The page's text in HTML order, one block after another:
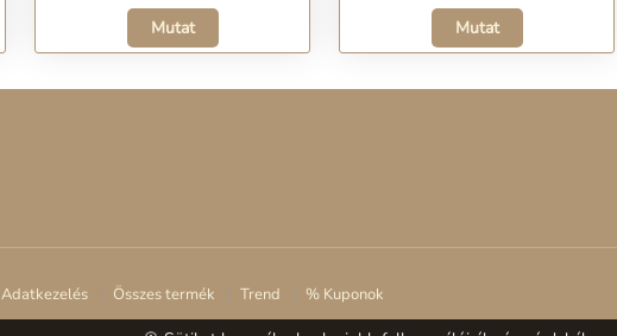
Mutat Mutat
Adatkezelés Összes termék Trend % Kuponok